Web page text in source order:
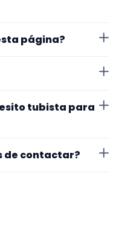
página?
filtrada por
charangas. Además,
trabajan en
lugar exacto,
tubista para
especialidad
de contactar?